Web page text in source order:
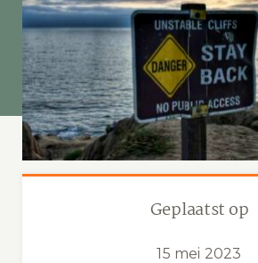
Geplaatst op
15 mei 2023